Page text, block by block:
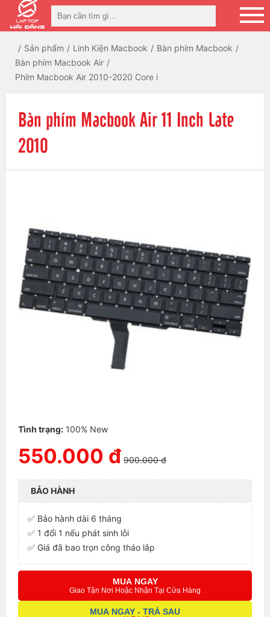
Sản phẩm Linh Kiện Macbook
Bàn phím Macbook
Bàn phím Macbook Air
Phím Macbook Air 2010-2020 Core i
Bàn phím Macbook Air 11 Inch Late
2010
Tình trạng: 100% New
550.000 đ 900.000 đ
BẢO HÀNH
✅ Bảo hành dài 6 tháng
✅ 1 đổi 1 nếu phát sinh lỗi
✅ Giá đã bao trọn công tháo lắp
MUA NGAY
Giao Tận Nơi Hoặc Nhận Tại Cửa Hàng
MUA NGAY - TRẢ SAU